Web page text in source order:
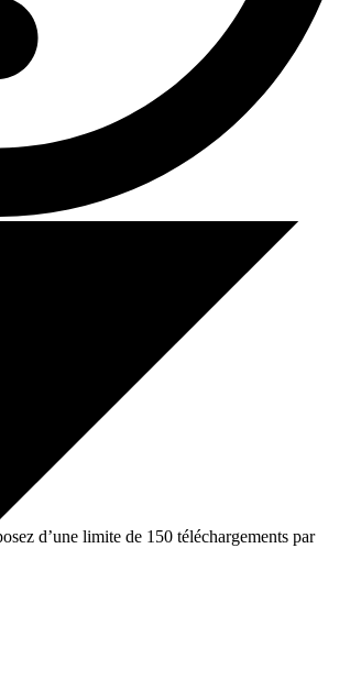
d’une limite de 150 téléchargements par